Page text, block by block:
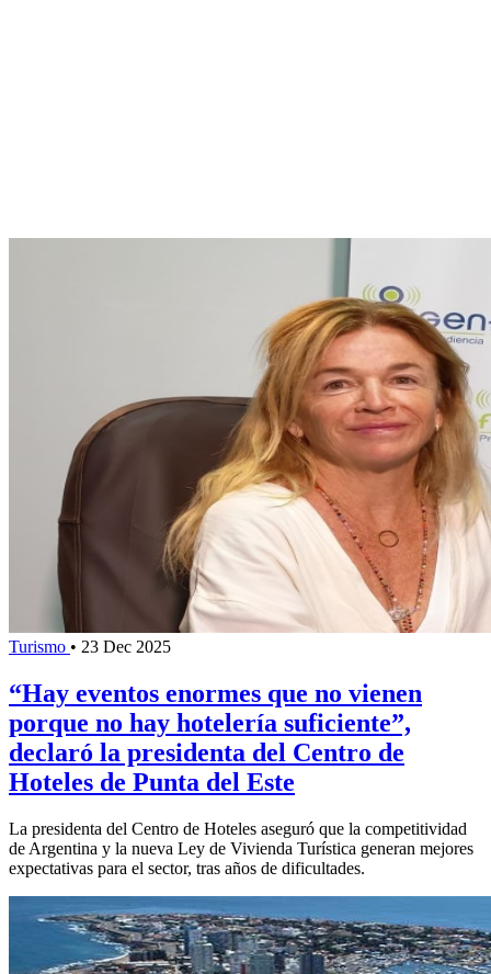
Turismo • 23 Dec 2025
“Hay eventos enormes que no vienen
porque no hay hotelería suficiente”,
declaró la presidenta del Centro de
Hoteles de Punta del Este
La presidenta del Centro de Hoteles aseguró que la competitividad
de Argentina y la nueva Ley de Vivienda Turística generan mejores
expectativas para el sector, tras años de dificultades.